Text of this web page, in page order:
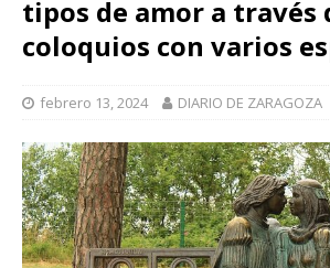
tipos de amor a través
coloquios con varios
febrero 13, 2024 DIARIO DE ZARAGOZA